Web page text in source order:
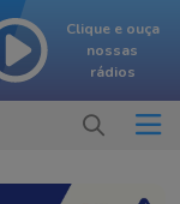
Clique e ouça
nossas
rádios